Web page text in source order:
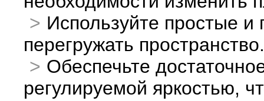
Используйте простые
перегружать пространство.
Обеспечьте
регулируемой яркостью,